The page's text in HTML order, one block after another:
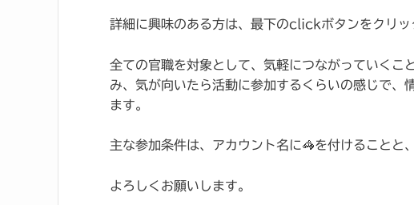
詳細に興味のある方は、最下のclickボタンをクリッ
全ての官職を対象として、気軽につながっていくこ
み、気が向いたら活動に参加するくらいの感じで、
ます。
主な参加条件は、アカウント名に🦓を付けることと
よろしくお願いします。